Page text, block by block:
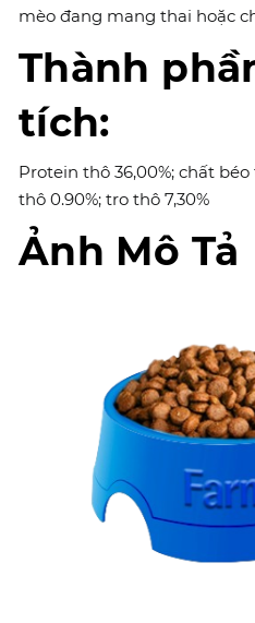
mèo đang mang thai hoặc
Thành
tích:
Protein thô 36,00%; chất
thô 0.90%; tro thô 7,30%
Ảnh Mô Tả